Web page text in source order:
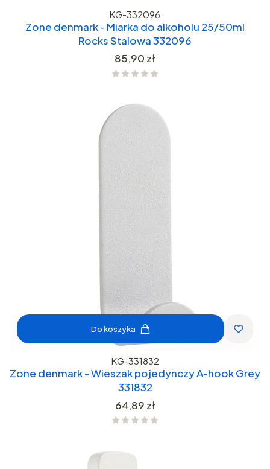
KG-332096
Zone denmark - Miarka do alkoholu 25/50ml
Rocks Stalowa 332096
Cena
85,90 zł
Do koszyka
KG-331832
Zone denmark - Wieszak pojedynczy A-hook Grey
331832
Cena
64,89 zł